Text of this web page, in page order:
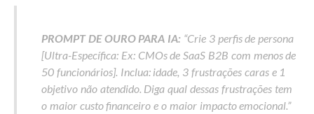
PROMPT DE OURO PARA IA: “Crie 3 perfis de persona
[Ultra-Específica: Ex: CMOs de SaaS B2B com menos de
50 funcionários]. Inclua: idade, 3 frustrações caras e 1
objetivo não atendido. Diga qual dessas frustrações tem
o maior custo financeiro e o maior impacto emocional.”